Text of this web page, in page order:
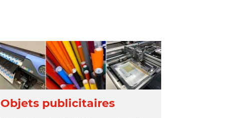
Objets publicitaires